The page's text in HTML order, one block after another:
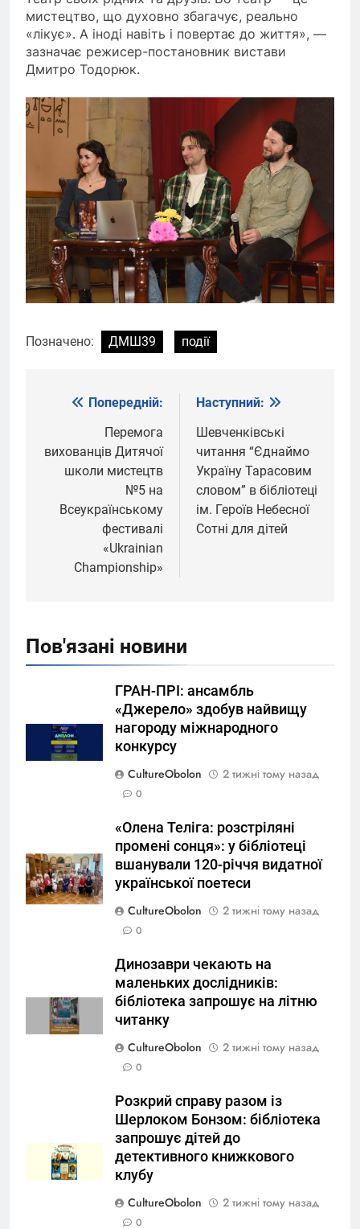
мистецтво, що духовно збагачує, реально
«лікує». А іноді навіть і повертає до життя», —
зазначає режисер-постановник вистави
Дмитро Тодорюк.
Позначено: ДМШ39 події
Навігація
записів
Попередній:
Перемога
вихованців Дитячої
школи мистецтв
№5 на
Всеукраїнському
фестивалі
«Ukrainian
Championship»
Наступний:
Шевченківські
читання “Єднаймо
Україну Тарасовим
словом” в бібліотеці
ім. Героїв Небесної
Сотні для дітей
Пов'язані новини
ГРАН-ПРІ: ансамбль
«Джерело» здобув найвищу
нагороду міжнародного
конкурсу
CultureObolon
2 тижні тому назад
0
«Олена Теліга: розстріляні
промені сонця»: у бібліотеці
вшанували 120-річчя видатної
української поетеси
CultureObolon
2 тижні тому назад
0
Динозаври чекають на
маленьких дослідників:
бібліотека запрошує на літню
читанку
CultureObolon
2 тижні тому назад
0
Розкрий справу разом із
Шерлоком Бонзом: бібліотека
запрошує дітей до
детективного книжкового
клубу
CultureObolon
2 тижні тому назад
0